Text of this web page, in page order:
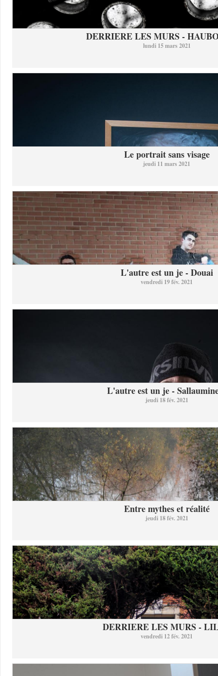
DERRIERE LES MURS -
lundi 15 mars 2021
Le portrait sans visage
jeudi 11 mars 2021
L'autre est un je - Douai
vendredi 19 fév. 2021
L'autre est un je -
jeudi 18 fév. 2021
Entre mythes et réalité
jeudi 18 fév. 2021
DERRIERE LES MURS -
vendredi 12 fév. 2021